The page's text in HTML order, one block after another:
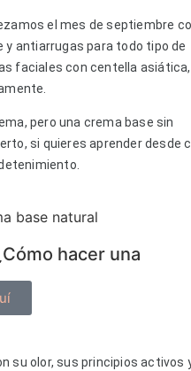
el mes de septiembre
antiarrugas para todo tipo de
faciales con centella asiática,
pero una crema base sin
si quieres aprender desde
hacer una
su olor, sus principios activos